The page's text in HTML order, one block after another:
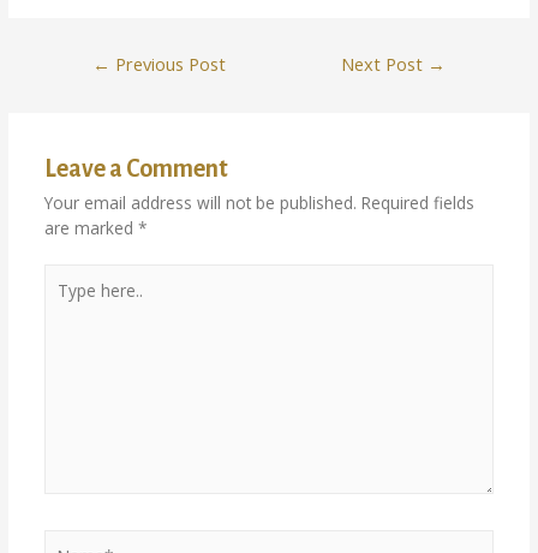
← Previous Post Next Post →
Leave a Comment
Your email address will not be published. Required fields
are marked *